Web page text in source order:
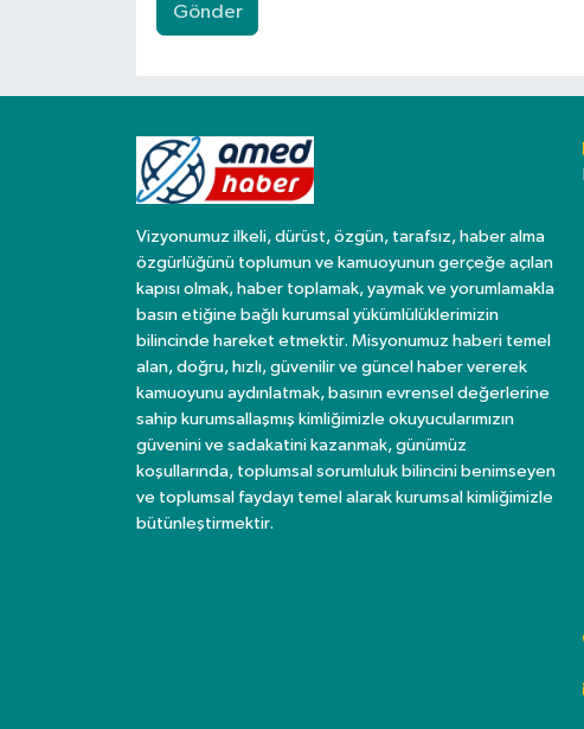
Gönder
Vizyonumuz ilkeli, dürüst, özgün, tarafsız, haber alma
özgürlüğünü toplumun ve kamuoyunun gerçeğe açılan
kapısı olmak, haber toplamak, yaymak ve yorumlamakla
basın etiğine bağlı kurumsal yükümlülüklerimizin
bilincinde hareket etmektir. Misyonumuz haberi temel
alan, doğru, hızlı, güvenilir ve güncel haber vererek
kamuoyunu aydınlatmak, basının evrensel değerlerine
sahip kurumsallaşmış kimliğimizle okuyucularımızın
güvenini ve sadakatini kazanmak, günümüz
koşullarında, toplumsal sorumluluk bilincini benimseyen
ve toplumsal faydayı temel alarak kurumsal kimliğimizle
bütünleştirmektir.